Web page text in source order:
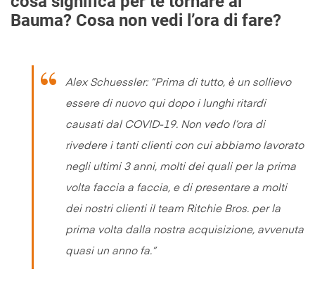
Bauma? Cosa non vedi l’ora di fare?
Alex Schuessler: “Prima di tutto, è un sollievo
essere di nuovo qui dopo i lunghi ritardi
causati dal COVID-19. Non vedo l’ora di
rivedere i tanti clienti con cui abbiamo lavorato
negli ultimi 3 anni, molti dei quali per la prima
volta faccia a faccia, e di presentare a molti
dei nostri clienti il team Ritchie Bros. per la
prima volta dalla nostra acquisizione, avvenuta
quasi un anno fa.”